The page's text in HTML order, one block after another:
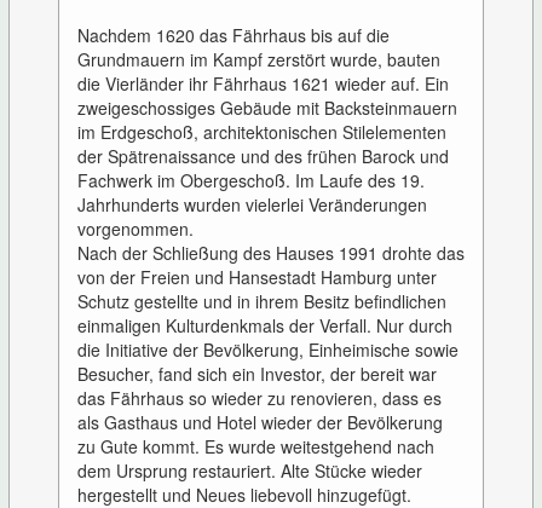
Nachdem 1620 das Fährhaus bis auf die
Grundmauern im Kampf zerstört wurde, bauten
die Vierländer ihr Fährhaus 1621 wieder auf. Ein
zweigeschossiges Gebäude mit Backsteinmauern
im Erdgeschoß, architektonischen Stilelementen
der Spätrenaissance und des frühen Barock und
Fachwerk im Obergeschoß. Im Laufe des 19.
Jahrhunderts wurden vielerlei Veränderungen
vorgenommen.
Nach der Schließung des Hauses 1991 drohte das
von der Freien und Hansestadt Hamburg unter
Schutz gestellte und in ihrem Besitz befindlichen
einmaligen Kulturdenkmals der Verfall. Nur durch
die Initiative der Bevölkerung, Einheimische sowie
Besucher, fand sich ein Investor, der bereit war
das Fährhaus so wieder zu renovieren, dass es
als Gasthaus und Hotel wieder der Bevölkerung
zu Gute kommt. Es wurde weitestgehend nach
dem Ursprung restauriert. Alte Stücke wieder
hergestellt und Neues liebevoll hinzugefügt.